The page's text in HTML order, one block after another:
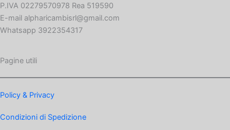
P.IVA 02279570978 Rea 519590
E-mail alpharicambisrl@gmail.com
Whatsapp 3922354317
Pagine utili
Policy & Privacy
Condizioni di Spedizione